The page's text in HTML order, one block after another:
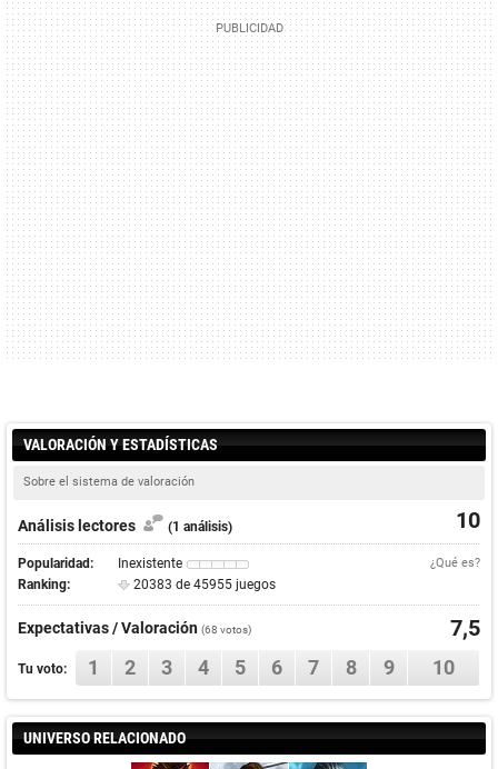
VALORACIÓN Y ESTADÍSTICAS
Sobre el sistema de valoración
10
Análisis lectores (1 análisis)
Popularidad: Inexistente ¿Qué es?
Ranking: 20383 de 45955 juegos
Expectativas / Valoración (68 votos) 7,5
Tu voto: 1 2 3 4 5 6 7 8 9 10
UNIVERSO RELACIONADO